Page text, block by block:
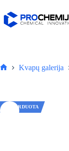
content
Kvapų galerija
IŠPARDUOTA